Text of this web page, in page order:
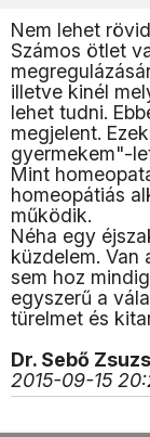
Nem lehet
Számos ötlet
illetve kinél
lehet tudni.
megjelent.
gyermekem"-
Mint
homeopátiás
működik.
Néha egy
küzdelem. Van
sem hoz
egyszerű a
türelmet és
Dr. Sebő
2015-09-15